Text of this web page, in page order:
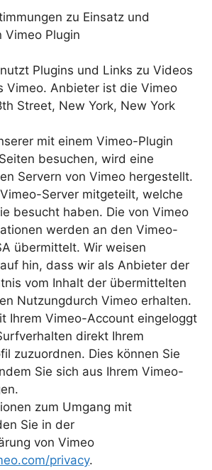
zu Einsatz und
Vimeo Plugin
Plugins und Links zu Videos
Vimeo. Anbieter ist die Vimeo
Street, New York, New York
mit einem Vimeo-Plugin
besuchen, wird eine
Servern von Vimeo hergestellt.
Server mitgeteilt, welche
besucht haben. Die von Vimeo
werden an den Vimeo-
übermittelt. Wir weisen
hin, dass wir als Anbieter der
vom Inhalt der übermittelten
Nutzungdurch Vimeo erhalten.
Ihrem Vimeo-Account eingeloggt
direkt Ihrem
zuzuordnen. Dies können Sie
Sie sich aus Ihrem Vimeo-
zum Umgang mit
Sie in der
von Vimeo
privacy.